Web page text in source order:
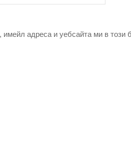
имейл адреса и уебсайта ми в този